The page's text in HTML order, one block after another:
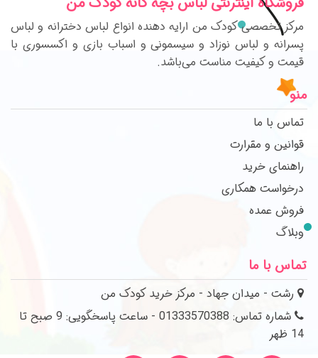
مرکز تخصصی کودک من ارایه دهنده انواع لباس دخترانه و لباس
پسرانه و لباس نوزاد و سیسمونی و اسباب بازی و اکسسوری با
قیمت و کیفیت مناست می‌باشد.
منو
تماس با ما
قوانین و مقرارت
راهنمای خرید
درخواست همکاری
فروش عمده
وبلاگ
تماس با ما
رشت - میدان جهاد - مرکز خرید کودک من
شماره تماس: 01333570388 - ساعت پاسخگویی: 9 صبح تا
14 ظهر